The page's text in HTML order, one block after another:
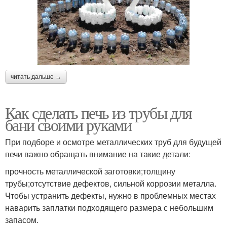
читать дальше →
Как сделать печь из трубы для
бани своими руками
При подборе и осмотре металлических труб для будущей
печи важно обращать внимание на такие детали:
прочность металлической заготовки;толщину
трубы;отсутствие дефектов, сильной коррозии металла.
Чтобы устранить дефекты, нужно в проблемных местах
наварить заплатки подходящего размера с небольшим
запасом.